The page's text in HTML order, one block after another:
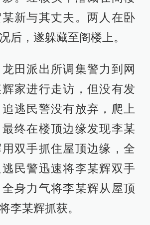
新与其丈夫。两人在卧
后，遂躲藏至阁楼上。
田派出所调集警力到网
辉家进行走访，但没有发
逃民警没有放弃，爬上
终在楼顶边缘发现李某
双手抓住屋顶边缘，全
民警迅速将李某辉双手
身力气将李某辉从屋顶
李某辉抓获。